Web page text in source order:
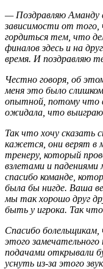
— Поздравляю Аманду
зависимости от того,
гордиться тем, что
финалов здесь и на
время. И поздравляю
Честно говоря, об
меня это было
опытной, потому что
ожидала, что
Так что хочу сказать
кажется, они верят в
тренеру, который
взлетами и
спасибо команде,
была бы нигде. Ваша
мы так хорошо друг
быть у игрока. Так
Спасибо
этого
подачами открывали
уснуть из-за этого